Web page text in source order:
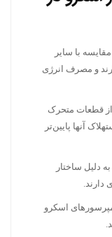
با سایر
و مصرف انرژی
از قطعات متحرک
آنها پایین‌تر
دلیل ساختار
اسکرو